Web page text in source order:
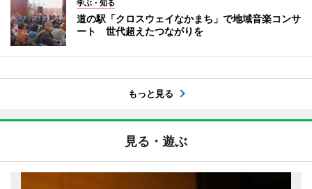
学ぶ・知る
道の駅「クロスウェイなかまち」で地域音楽コンサ
ート 世代超えたつながりを
もっと見る
見る・遊ぶ